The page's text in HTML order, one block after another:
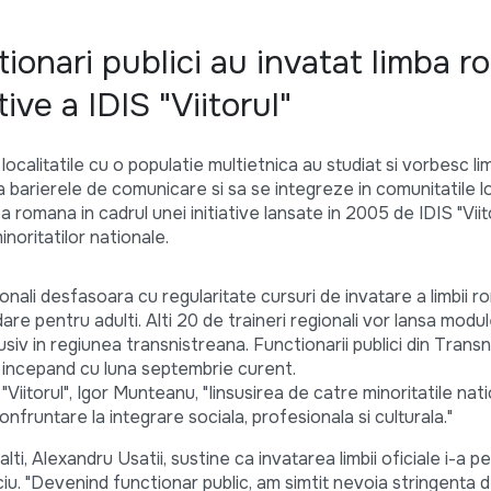
publici au invatat limba
a IDIS "Viitorul"
cu o populatie multietnica au studiat si vorbesc
barierele de comunicare si sa se integreze in comunitatile
romana in cadrul unei initiative lansate in 2005 de IDIS
nationale.
desfasoara cu regularitate cursuri de invatare a limbii
pentru adulti. Alti 20 de traineri regionali vor lansa
in regiunea transnistreana. Functionarii publici din
cu luna septembrie curent.
Igor Munteanu, "Iinsusirea de catre minoritatile
la integrare sociala, profesionala si culturala."
Alexandru Usatii, sustine ca invatarea limbii oficiale i-a
"Devenind functionar public, am simtit nevoia stringenta